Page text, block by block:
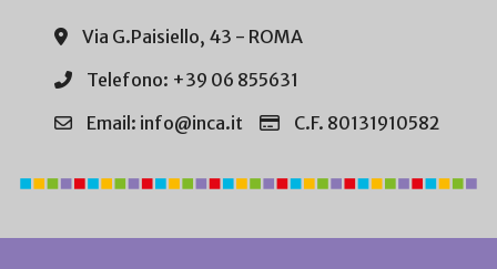
Via G.Paisiello, 43 - ROMA
Telefono: +39 06 855631
Email: info@inca.it
C.F. 80131910582